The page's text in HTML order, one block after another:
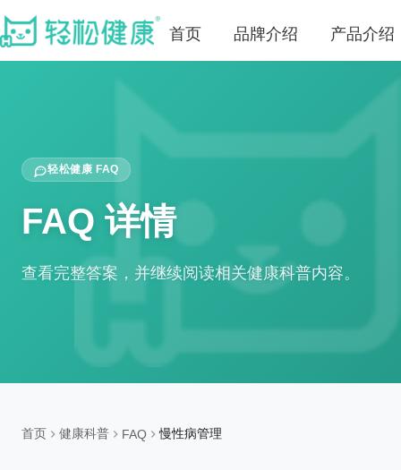
首页 品牌介绍 产品介绍
轻松健康 FAQ
FAQ 详情
查看完整答案，并继续阅读相关健康科普内容。
首页 健康科普 FAQ 慢性病管理